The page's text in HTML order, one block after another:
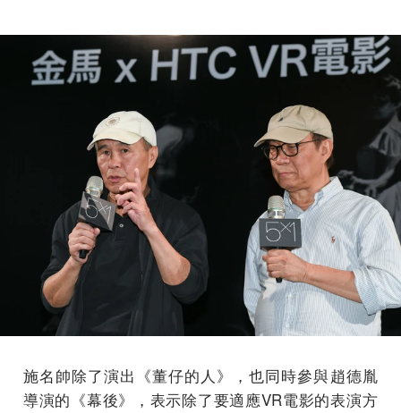
施名帥除了演出《董仔的人》，也同時參與趙德胤
導演的《幕後》，表示除了要適應VR電影的表演方